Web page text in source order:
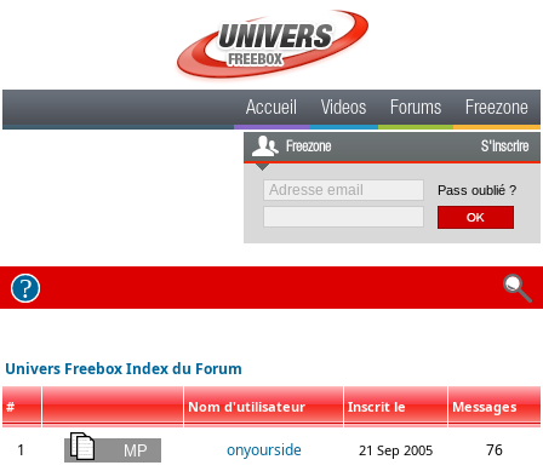
Accueil Videos Forums Freezone
Freezone S'inscrire
Pass oublié ?
Univers Freebox Index du Forum
# Nom d'utilisateur Inscrit le Messages
1 onyourside 21 Sep 2005 76